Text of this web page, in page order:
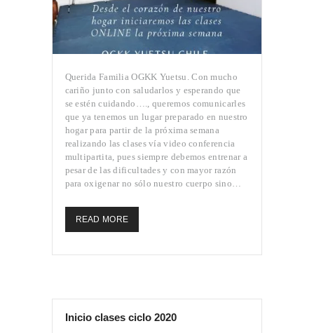
Querida Familia OGKK Yuetsu. Con mucho
cariño junto con saludarlos y esperando que
se estén cuidando…., queremos comunicarles
que ya tenemos un lugar preparado en nuestro
hogar para partir de la próxima semana
realizando las clases vía video conferencia
multipartita, pues siempre debemos entrenar a
pesar de las dificultades y con mayor razón
para oxigenar no sólo nuestro cuerpo sino…
READ MORE
Inicio clases ciclo 2020